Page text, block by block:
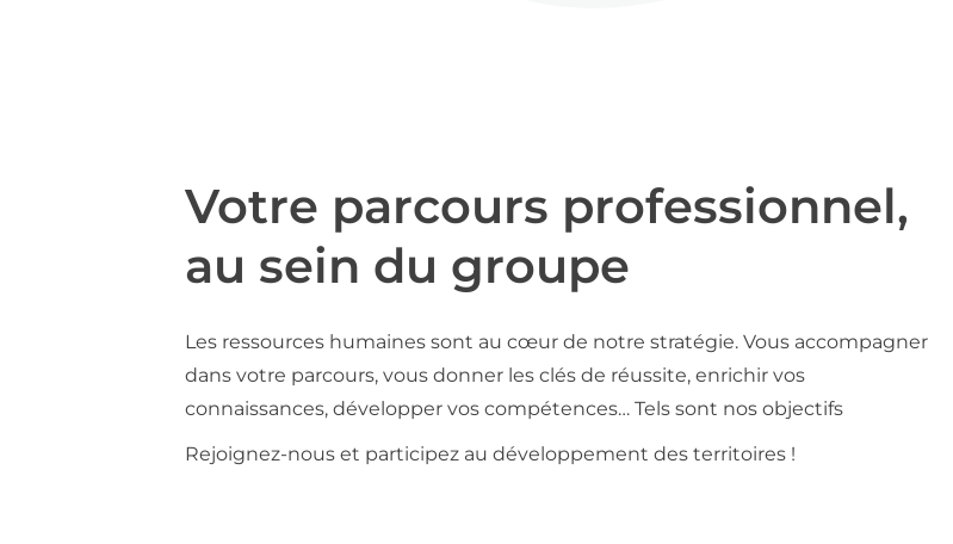
Votre parcours professionnel,
au sein du groupe
Les ressources humaines sont au cœur de notre stratégie. Vous accompagner
dans votre parcours, vous donner les clés de réussite, enrichir vos
connaissances, développer vos compétences… Tels sont nos objectifs
Rejoignez-nous et participez au développement des territoires !